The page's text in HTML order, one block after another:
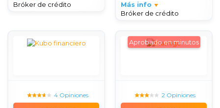
Bróker de crédito
Más info
Bróker de crédito
4 Opiniones
Aprobado en minutos
2 Opiniones